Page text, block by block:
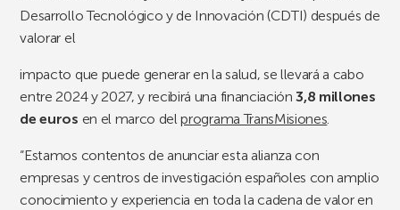
Desarrollo Tecnológico y de Innovación (CDTI) después de
valorar el
impacto que puede generar en la salud, se llevará a cabo
entre 2024 y 2027, y recibirá una financiación3,8 millones
de euros en el marco delprograma TransMisiones.
“Estamos contentos de anunciar esta alianza con
empresas y centros de investigación españoles con amplio
conocimiento y experiencia en toda la cadena de valor en